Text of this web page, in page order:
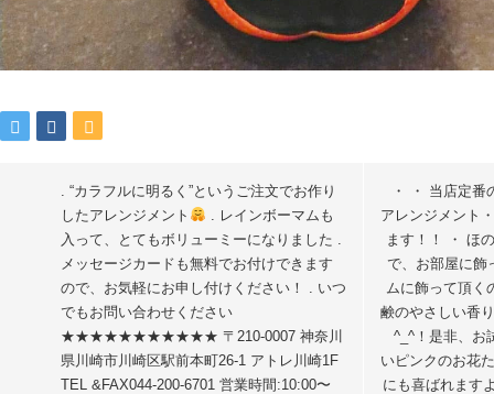
. “カラフルに明るく”というご注文でお作り
したアレンジメント
. レインボーマムも
入って、とてもボリューミーになりました .
メッセージカードも無料でお付けできます
ので、お気軽にお申し付けください ！ . いつ
でもお問い合わせください
★★★★★★★★★★★ 〒210-0007 神奈川
県川崎市川崎区駅前本町26-1 アトレ川崎1F
TEL &FAX044-200-6701 営業時間:10:00〜
・ ・ 当店定番
アレンジメント
ます！！ ・ ほ
で、お部屋に飾
ムに飾って頂く
鹸のやさしい香
^_^！是非、お
いピンクのお花
にも喜ばれます